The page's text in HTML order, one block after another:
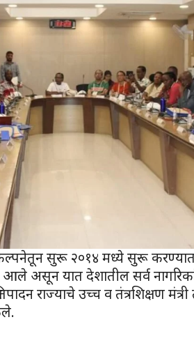
संकल्पनेतून सुरू २०१४ मध्ये सुरू
असून यात देशातील सर्व
राज्याचे उच्च व तंत्रशिक्षण मंत्री